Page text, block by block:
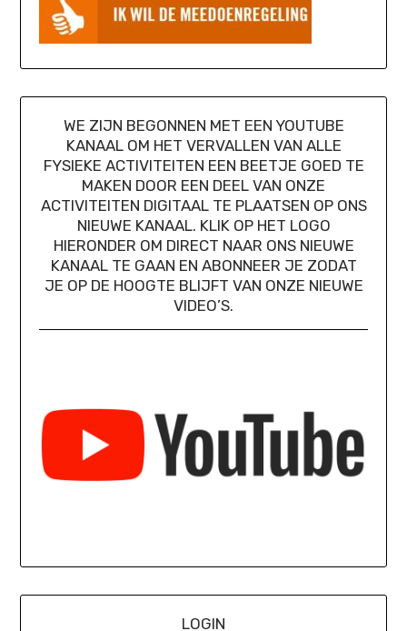
WE ZIJN BEGONNEN MET EEN YOUTUBE
KANAAL OM HET VERVALLEN VAN ALLE
FYSIEKE ACTIVITEITEN EEN BEETJE GOED TE
MAKEN DOOR EEN DEEL VAN ONZE
ACTIVITEITEN DIGITAAL TE PLAATSEN OP ONS
NIEUWE KANAAL. KLIK OP HET LOGO
HIERONDER OM DIRECT NAAR ONS NIEUWE
KANAAL TE GAAN EN ABONNEER JE ZODAT
JE OP DE HOOGTE BLIJFT VAN ONZE NIEUWE
VIDEO’S.
LOGIN